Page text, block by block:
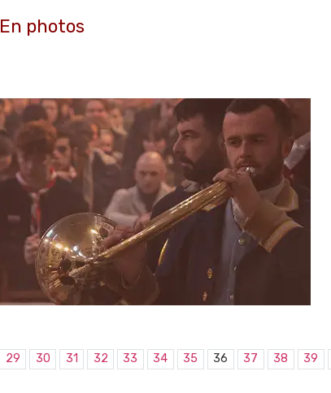
29 30 31 32 33 34 35 36 37 38 39
En photos